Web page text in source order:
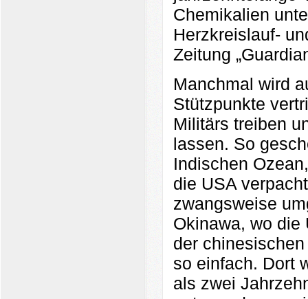
Chemikalien
Herzkreislauf-
Zeitung
Manchmal wird
Stützpunkte
Militärs treiben
lassen. So
Indischen
die USA
zwangsweise
Okinawa, wo die
der
so einfach. Dort
als zwei